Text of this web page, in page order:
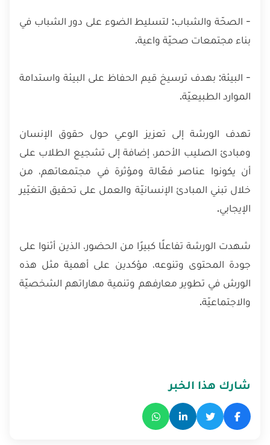
- الصحّة والشباب: لتسليط الضوء على دور الشباب في
بناء مجتمعات صحيّة واعية.
- البيئة: بهدف ترسيخ قيم الحفاظ على البيئة واستدامة
الموارد الطبيعيّة.
تهدف الورشة إلى تعزيز الوعي حول حقوق الإنسان
ومبادئ الصليب الأحمر، إضافة إلى تشجيع الطلاب على
أن يكونوا عناصر فعّالة ومؤثرة في مجتمعاتهم، من
خلال تبني المبادئ الإنسانيّة والعمل على تحقيق التغيّير
الإيجابي.
شهدت الورشة تفاعلًا كبيرًا من الحضور، الذين أثنوا على
جودة المحتوى وتنوعه، مؤكدين على أهمية مثل هذه
الورش في تطوير معارفهم وتنمية مهاراتهم الشخصيّة
والاجتماعيّة.
شارك هذا الخبر